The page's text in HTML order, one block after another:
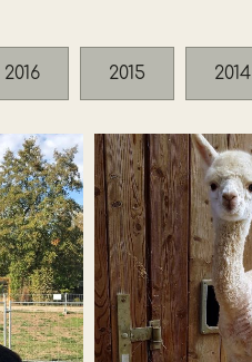
2016 2015 2014